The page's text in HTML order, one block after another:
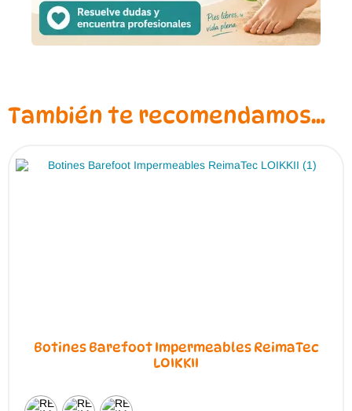
También te recomendamos…
Botines Barefoot Impermeables ReimaTec
LOIKKII